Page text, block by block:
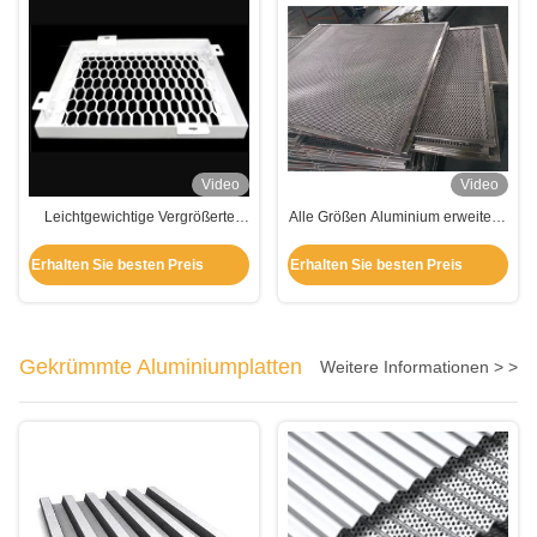
Video
Leichtgewichtige Vergrößerte
Erhalten Sie besten Preis
Video
Alle Größen Aluminium erweiterte
Erhalten Sie besten Preis
Gekrümmte Aluminiumplatten Weitere Informationen > >